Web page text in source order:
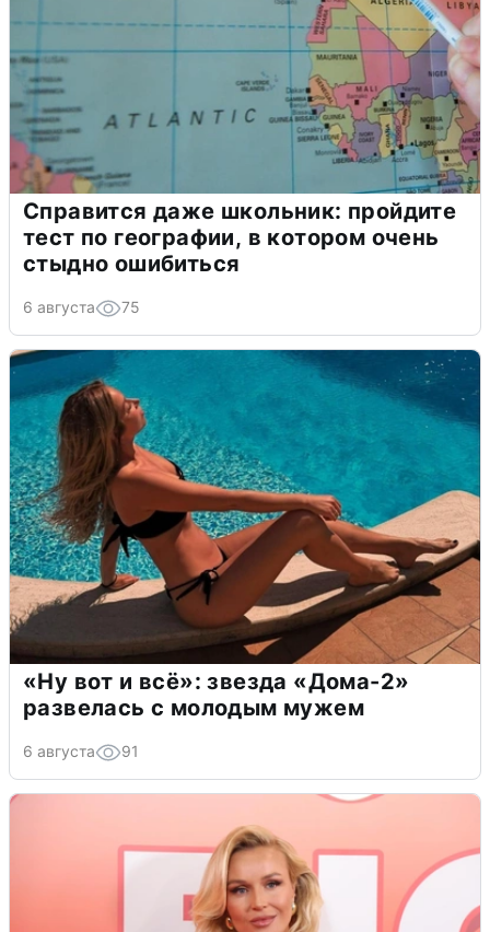
Справится даже школьник: пройдите
тест по географии, в котором очень
стыдно ошибиться
6 августа 75
«Ну вот и всё»: звезда «Дома-2»
развелась с молодым мужем
6 августа 91